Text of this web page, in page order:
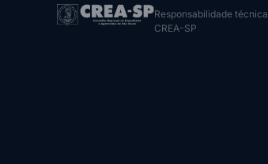
Responsabilidade técnica
CREA-SP